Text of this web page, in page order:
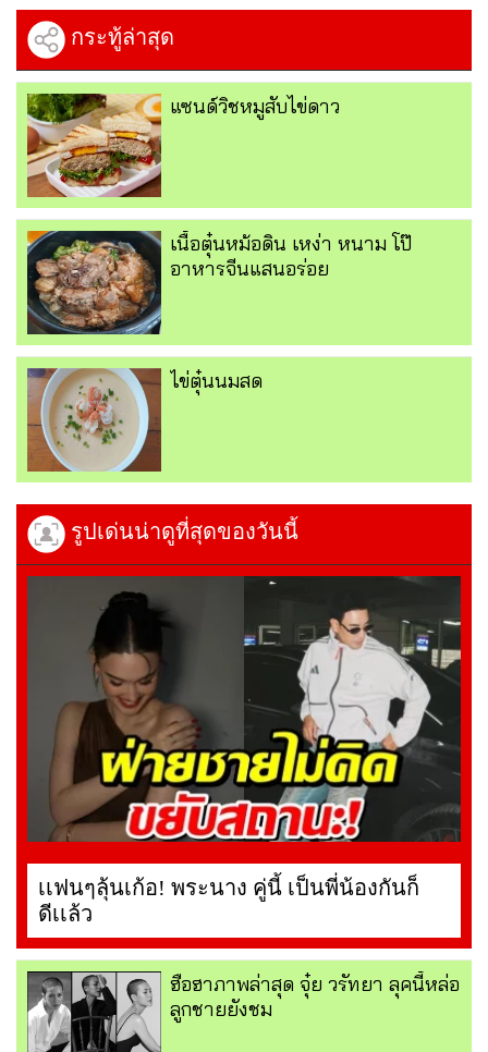
กระทู้ล่าสุด
แซนด์วิชหมูสับไข่ดาว
เนื้อตุ๋นหม้อดิน เหง่า หนาม โป๊
อาหารจีนแสนอร่อย
ไข่ตุ๋นนมสด
รูปเด่นน่าดูที่สุดของวันนี้
เเฟนๆลุ้นเก้อ! พระนาง คู่นี้ เป็นพี่น้องกันก็
ดีเเล้ว
ฮือฮาภาพล่าสุด จุ๋ย วรัทยา ลุคนี้หล่อ
ลูกชายยังชม